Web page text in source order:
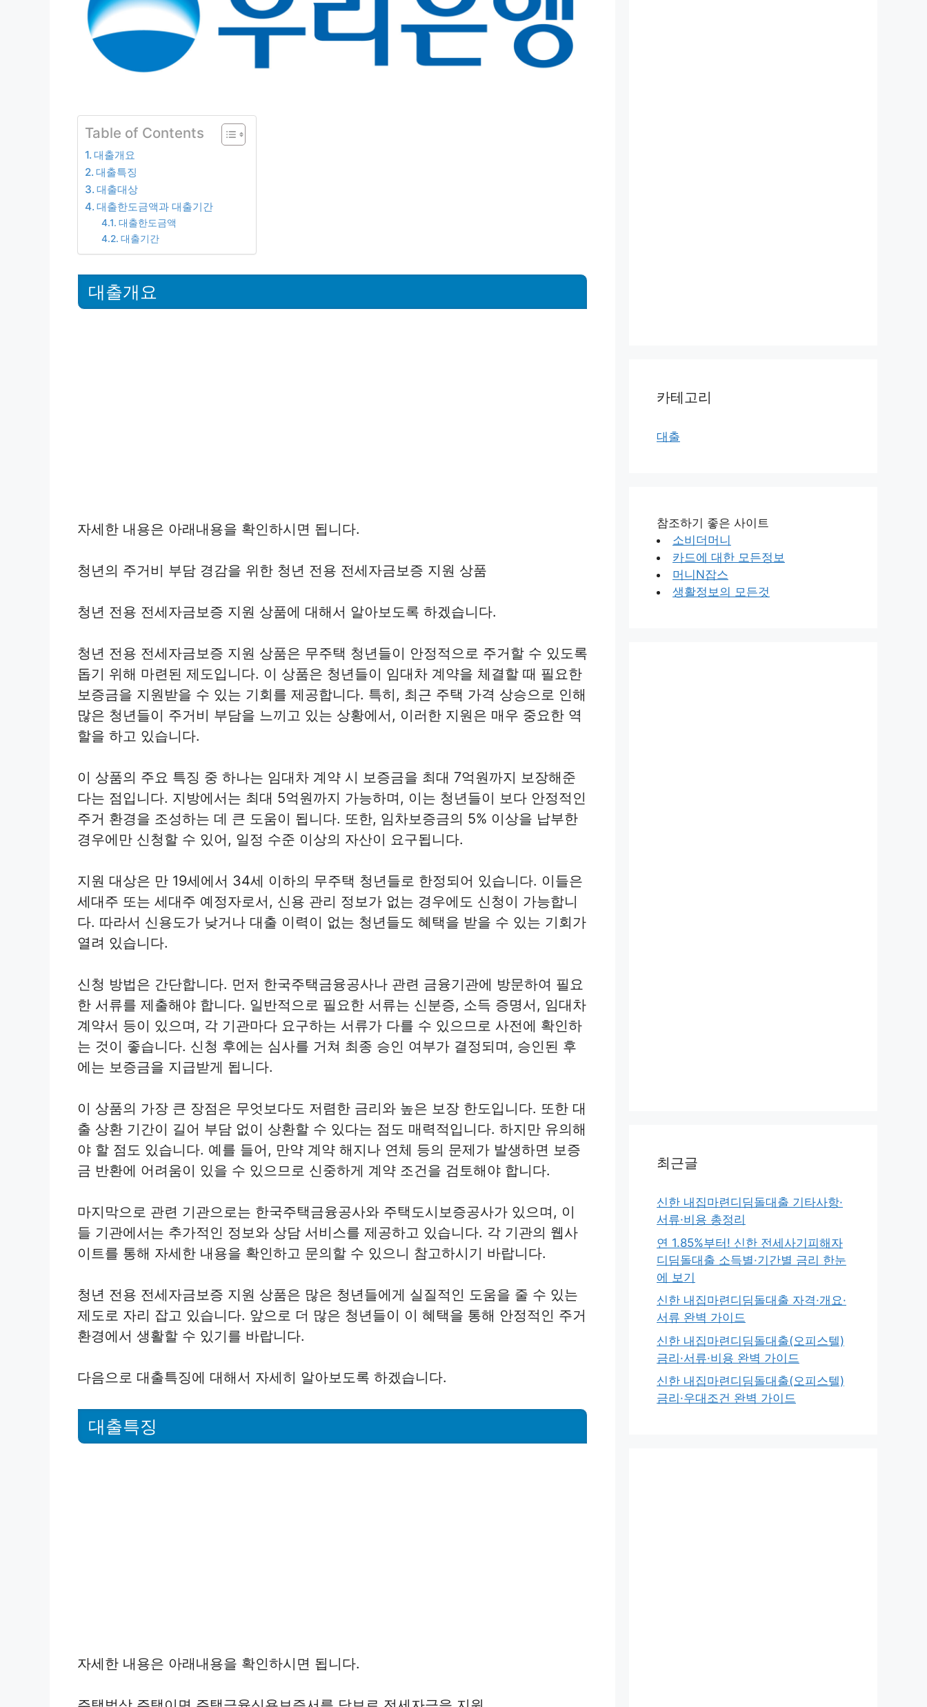
Table of Contents
대출개요
대출특징
대출대상
대출한도금액과 대출기간
대출한도금액
대출기간
대출개요
자세한 내용은 아래내용을 확인하시면 됩니다.
청년의 주거비 부담 경감을 위한 청년 전용 전세자금보증 지원 상품
청년 전용 전세자금보증 지원 상품에 대해서 알아보도록 하겠습니다.
청년 전용 전세자금보증 지원 상품은 무주택 청년들이 안정적으로 주거할 수 있도록
돕기 위해 마련된 제도입니다. 이 상품은 청년들이 임대차 계약을 체결할 때 필요한
보증금을 지원받을 수 있는 기회를 제공합니다. 특히, 최근 주택 가격 상승으로 인해
많은 청년들이 주거비 부담을 느끼고 있는 상황에서, 이러한 지원은 매우 중요한 역
할을 하고 있습니다.
이 상품의 주요 특징 중 하나는 임대차 계약 시 보증금을 최대 7억원까지 보장해준
다는 점입니다. 지방에서는 최대 5억원까지 가능하며, 이는 청년들이 보다 안정적인
주거 환경을 조성하는 데 큰 도움이 됩니다. 또한, 임차보증금의 5% 이상을 납부한
경우에만 신청할 수 있어, 일정 수준 이상의 자산이 요구됩니다.
지원 대상은 만 19세에서 34세 이하의 무주택 청년들로 한정되어 있습니다. 이들은
세대주 또는 세대주 예정자로서, 신용 관리 정보가 없는 경우에도 신청이 가능합니
다. 따라서 신용도가 낮거나 대출 이력이 없는 청년들도 혜택을 받을 수 있는 기회가
열려 있습니다.
신청 방법은 간단합니다. 먼저 한국주택금융공사나 관련 금융기관에 방문하여 필요
한 서류를 제출해야 합니다. 일반적으로 필요한 서류는 신분증, 소득 증명서, 임대차
계약서 등이 있으며, 각 기관마다 요구하는 서류가 다를 수 있으므로 사전에 확인하
는 것이 좋습니다. 신청 후에는 심사를 거쳐 최종 승인 여부가 결정되며, 승인된 후
에는 보증금을 지급받게 됩니다.
이 상품의 가장 큰 장점은 무엇보다도 저렴한 금리와 높은 보장 한도입니다. 또한 대
출 상환 기간이 길어 부담 없이 상환할 수 있다는 점도 매력적입니다. 하지만 유의해
야 할 점도 있습니다. 예를 들어, 만약 계약 해지나 연체 등의 문제가 발생하면 보증
금 반환에 어려움이 있을 수 있으므로 신중하게 계약 조건을 검토해야 합니다.
마지막으로 관련 기관으로는 한국주택금융공사와 주택도시보증공사가 있으며, 이
들 기관에서는 추가적인 정보와 상담 서비스를 제공하고 있습니다. 각 기관의 웹사
이트를 통해 자세한 내용을 확인하고 문의할 수 있으니 참고하시기 바랍니다.
청년 전용 전세자금보증 지원 상품은 많은 청년들에게 실질적인 도움을 줄 수 있는
제도로 자리 잡고 있습니다. 앞으로 더 많은 청년들이 이 혜택을 통해 안정적인 주거
환경에서 생활할 수 있기를 바랍니다.
다음으로 대출특징에 대해서 자세히 알아보도록 하겠습니다.
대출특징
자세한 내용은 아래내용을 확인하시면 됩니다.
카테고리
대출
참조하기 좋은 사이트
소비더머니
카드에 대한 모든정보
머니N잡스
생활정보의 모든것
최근글
신한 내집마련디딤돌대출 기타사항·
서류·비용 총정리
연 1.85%부터! 신한 전세사기피해자
디딤돌대출 소득별·기간별 금리 한눈
에 보기
신한 내집마련디딤돌대출 자격·개요·
서류 완벽 가이드
신한 내집마련디딤돌대출(오피스텔)
금리·서류·비용 완벽 가이드
신한 내집마련디딤돌대출(오피스텔)
금리·우대조건 완벽 가이드